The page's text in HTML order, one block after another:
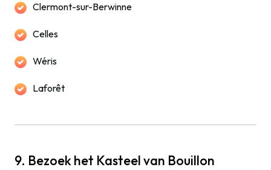
Clermont-sur-Berwinne
Celles
Wéris
Laforêt
9. Bezoek het Kasteel van Bouillon